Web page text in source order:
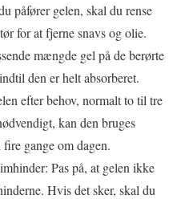
påfører gelen, skal du rense
for at fjerne snavs og olie.
mængde gel på de berørte
den er helt absorberet.
efter behov, normalt to til tre
kan den bruges
gange om dagen.
Pas på, at gelen ikke
Hvis det sker, skal du